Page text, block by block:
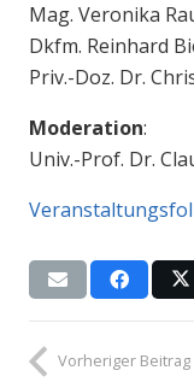
Mag. Veronika
Dkfm. Reinhard
Priv.-Doz. Dr.
Moderation:
Univ.-Prof. Dr.
Vorheriger Beitrag